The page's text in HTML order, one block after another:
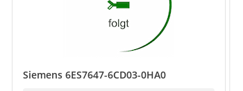
Siemens 6ES7647-6CD03-0HA0